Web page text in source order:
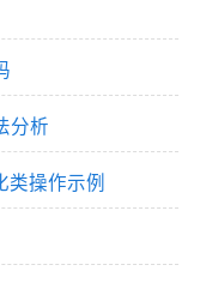
分析
类操作示例